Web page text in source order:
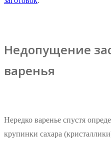
Недопущение
варенья
Нередко варенье спустя
крупинки сахара